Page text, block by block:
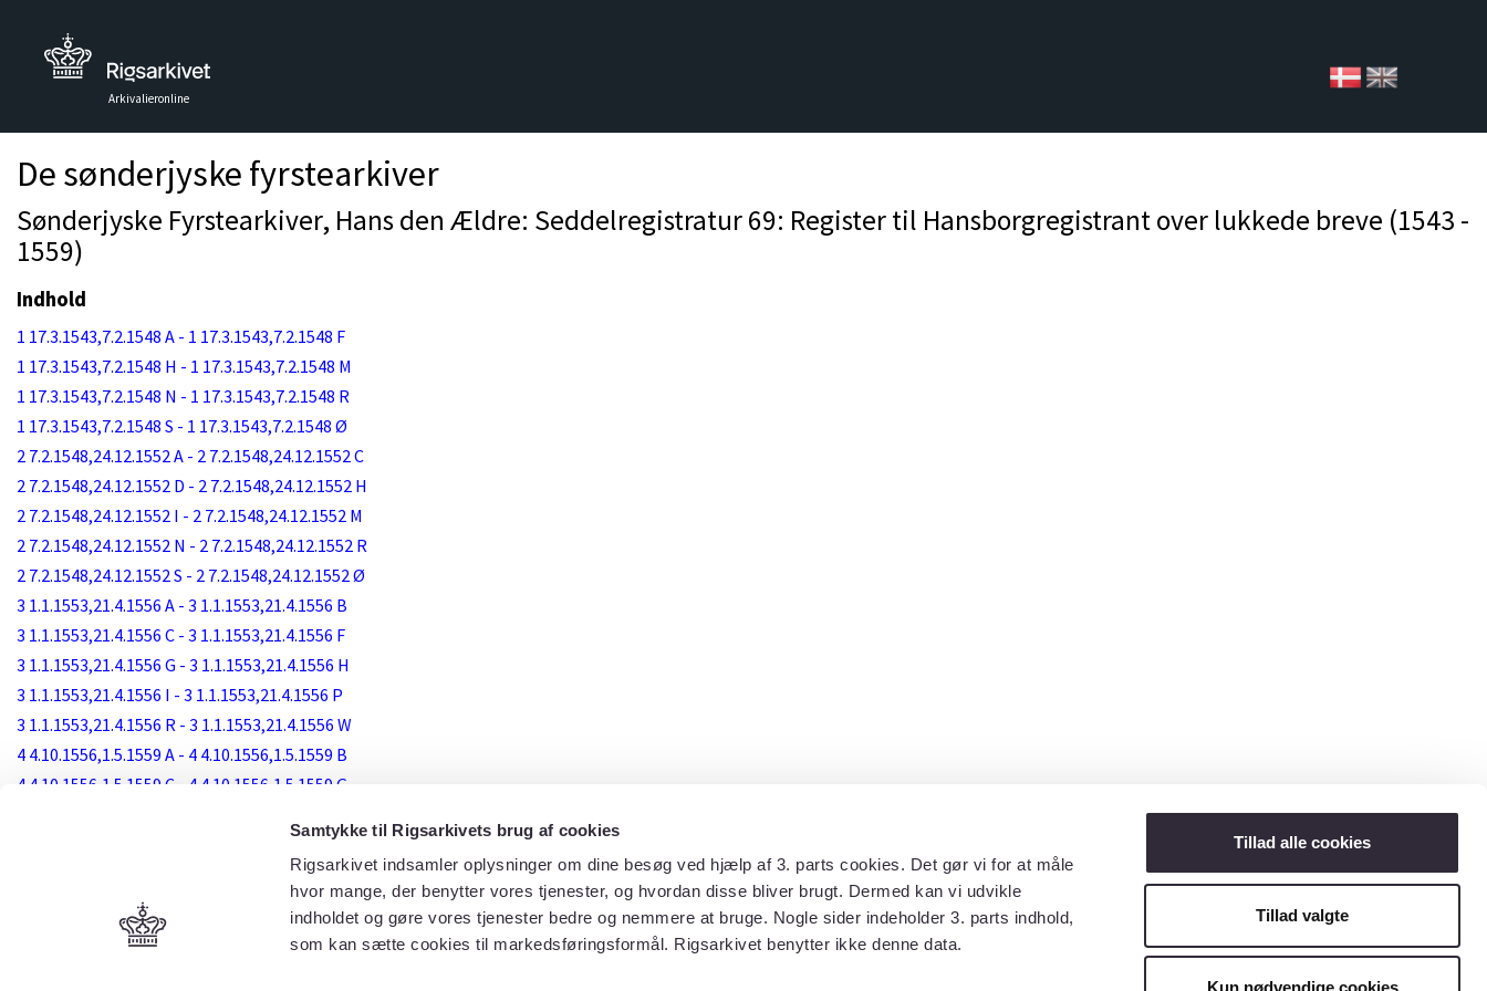
Samtykke til Rigsarkivets brug af cookies
Rigsarkivet indsamler oplysninger om dine besøg ved hjælp af 3. parts cookies. Det gør vi for at måle
hvor mange, der benytter vores tjenester, og hvordan disse bliver brugt. Dermed kan vi udvikle
indholdet og gøre vores tjenester bedre og nemmere at bruge. Nogle sider indeholder 3. parts indhold,
som kan sætte cookies til markedsføringsformål. Rigsarkivet benytter ikke denne data.
Tillad alle cookies
Tillad valgte
Kun nødvendige cookies
Arkivalieronline
De sønderjyske fyrstearkiver
Sønderjyske Fyrstearkiver, Hans den Ældre: Seddelregistratur 69: Register til Hansborgregistrant over lukkede breve (1543 -
1559)
Indhold
1 17.3.1543,7.2.1548 A - 1 17.3.1543,7.2.1548 F
1 17.3.1543,7.2.1548 H - 1 17.3.1543,7.2.1548 M
1 17.3.1543,7.2.1548 N - 1 17.3.1543,7.2.1548 R
1 17.3.1543,7.2.1548 S - 1 17.3.1543,7.2.1548 Ø
2 7.2.1548,24.12.1552 A - 2 7.2.1548,24.12.1552 C
2 7.2.1548,24.12.1552 D - 2 7.2.1548,24.12.1552 H
2 7.2.1548,24.12.1552 I - 2 7.2.1548,24.12.1552 M
2 7.2.1548,24.12.1552 N - 2 7.2.1548,24.12.1552 R
2 7.2.1548,24.12.1552 S - 2 7.2.1548,24.12.1552 Ø
3 1.1.1553,21.4.1556 A - 3 1.1.1553,21.4.1556 B
3 1.1.1553,21.4.1556 C - 3 1.1.1553,21.4.1556 F
3 1.1.1553,21.4.1556 G - 3 1.1.1553,21.4.1556 H
3 1.1.1553,21.4.1556 I - 3 1.1.1553,21.4.1556 P
3 1.1.1553,21.4.1556 R - 3 1.1.1553,21.4.1556 W
4 4.10.1556,1.5.1559 A - 4 4.10.1556,1.5.1559 B
4 4.10.1556,1.5.1559 C - 4 4.10.1556,1.5.1559 G
4 4.10.1556,1.5.1559 K - 4 4.10.1556,1.5.1559 O
4 4.10.1556,1.5.1559 R - 4 4.10.1556,1.5.1559 S
4 4.10.1556,1.5.1559 T - 4 4.10.1556,1.5.1559 Ø